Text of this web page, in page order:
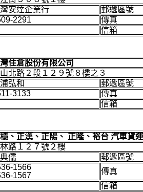
安達企業行
郵遞區號
2291
傳真
信箱
住倉股份有限公司
北路２段１２９號８樓之３
弘和
郵遞區號
3133
傳真
信箱
、正漢、正陽、 正隆、裕台 汽車貨
路１２７號２樓
儒
郵遞區號
1566
1567
傳真
信箱